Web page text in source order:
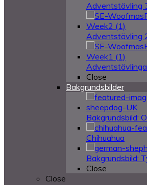
Adventstävling
Adventstävling
Close
Bakgrundsbilder
Bakgrundsbild:
Chihuahua
Bakgrundsbild:
Close
Close